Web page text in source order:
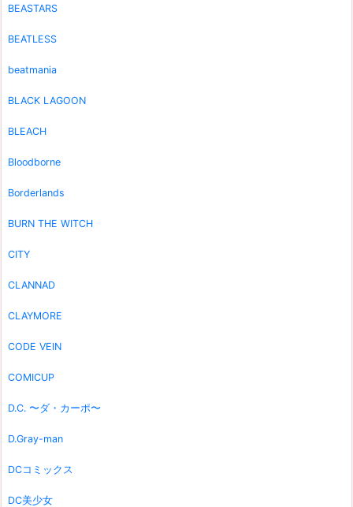
BEASTARS
BEATLESS
beatmania
BLACK LAGOON
BLEACH
Bloodborne
Borderlands
BURN THE WITCH
CITY
CLANNAD
CLAYMORE
CODE VEIN
COMICUP
D.C. 〜ダ・カーポ〜
D.Gray-man
DCコミックス
DC美少女